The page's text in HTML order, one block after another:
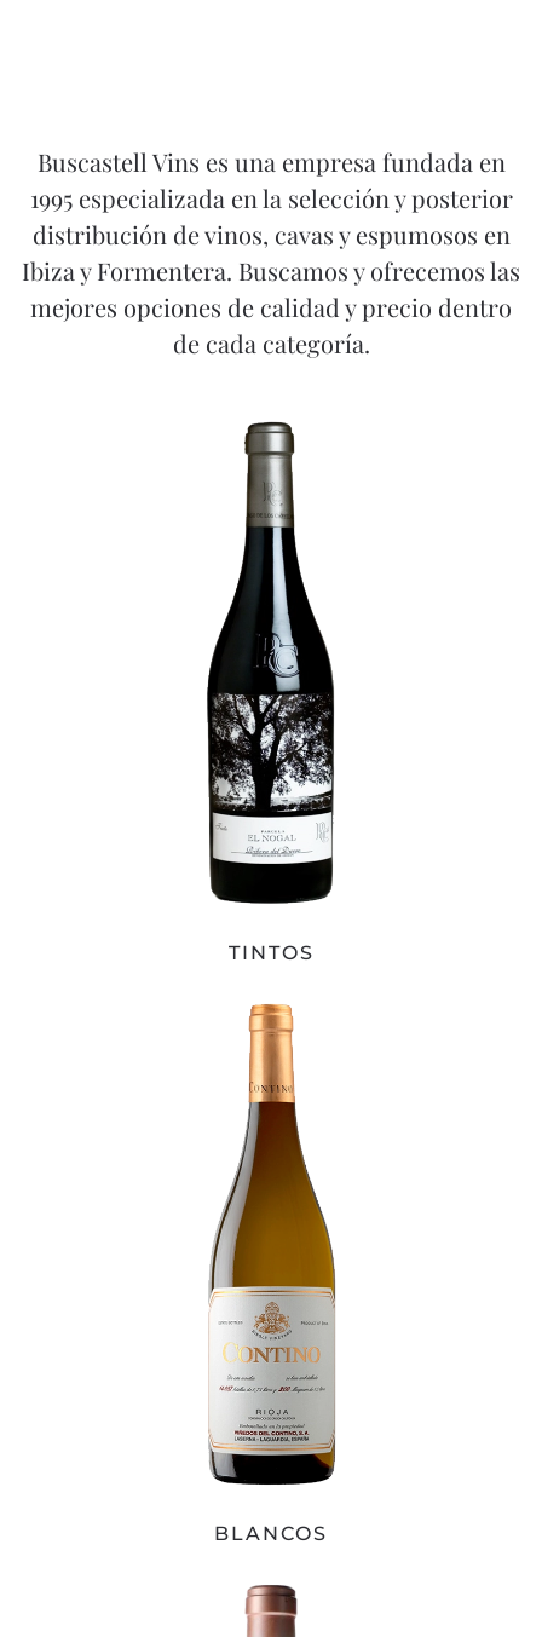
Buscastell Vins es una empresa fundada en
1995 especializada en la selección y posterior
distribución de vinos, cavas y espumosos en
Ibiza y Formentera. Buscamos y ofrecemos las
mejores opciones de calidad y precio dentro
de cada categoría.
TINTOS
BLANCOS